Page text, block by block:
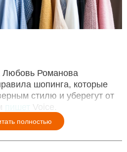
Любовь Романова
шопинга, которые
стилю и уберегут от
Voice.
полностью